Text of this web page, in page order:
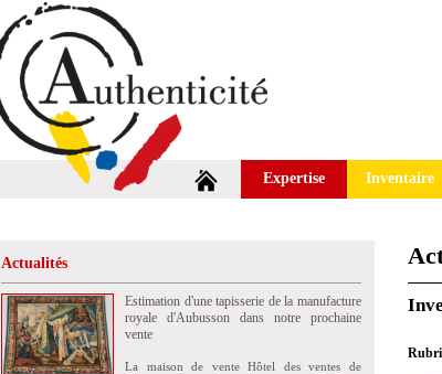
Expertise Inventaire
Actualités
Estimation d'une tapisserie de la manufacture
royale d'Aubusson dans notre prochaine
vente
La maison de vente Hôtel des ventes de